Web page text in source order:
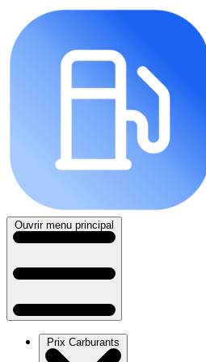
Ouvrir menu principal
Prix Carburants